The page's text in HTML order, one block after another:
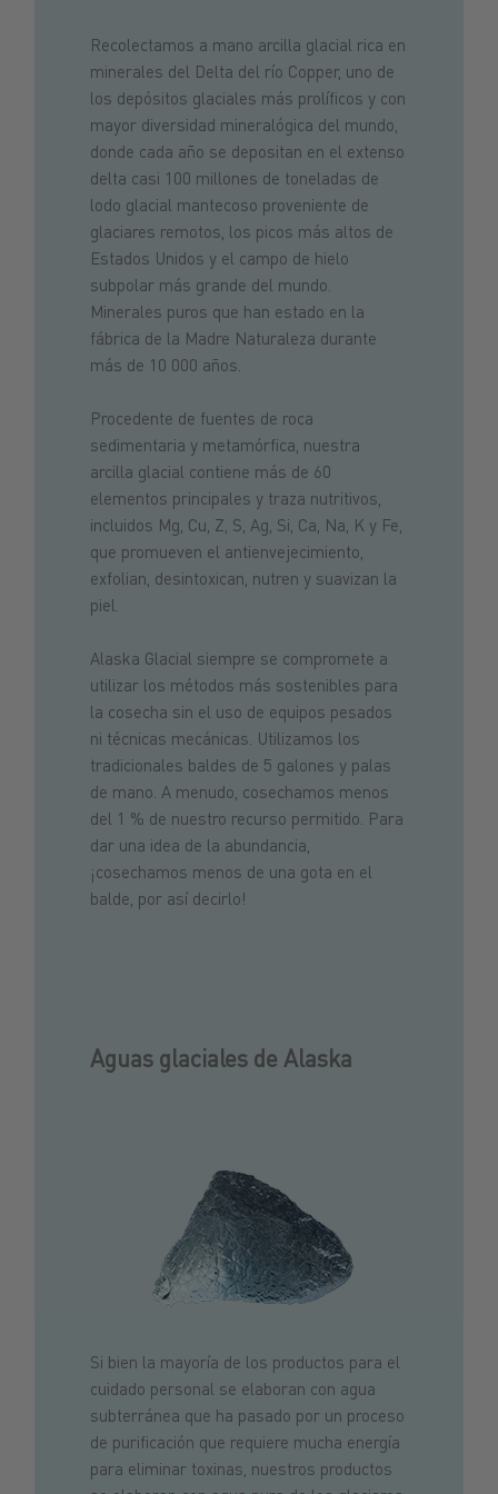
Recolectamos a mano arcilla glacial rica en
minerales del Delta del río Copper, uno de
los depósitos glaciales más prolíficos y con
mayor diversidad mineralógica del mundo,
donde cada año se depositan en el extenso
delta casi 100 millones de toneladas de
lodo glacial mantecoso proveniente de
glaciares remotos, los picos más altos de
Estados Unidos y el campo de hielo
subpolar más grande del mundo.
Minerales puros que han estado en la
fábrica de la Madre Naturaleza durante
más de 10 000 años.
Procedente de fuentes de roca
sedimentaria y metamórfica, nuestra
arcilla glacial contiene más de 60
elementos principales y traza nutritivos,
incluidos Mg, Cu, Z, S, Ag, Si, Ca, Na, K y Fe,
que promueven el antienvejecimiento,
exfolian, desintoxican, nutren y suavizan la
piel.
Alaska Glacial siempre se compromete a
utilizar los métodos más sostenibles para
la cosecha sin el uso de equipos pesados ​​
ni técnicas mecánicas. Utilizamos los
tradicionales baldes de 5 galones y palas
de mano. A menudo, cosechamos menos
del 1 % de nuestro recurso permitido. Para
dar una idea de la abundancia,
¡cosechamos menos de una gota en el
balde, por así decirlo!
Aguas glaciales de Alaska
Si bien la mayoría de los productos para el
cuidado personal se elaboran con agua
subterránea que ha pasado por un proceso
de purificación que requiere mucha energía
para eliminar toxinas, nuestros productos